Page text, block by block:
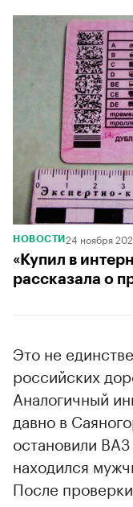
НОВОСТИ 24 ноября
«Купил в
рассказала о
Это не
российских
Аналогичный
давно в
остановили
находился
После